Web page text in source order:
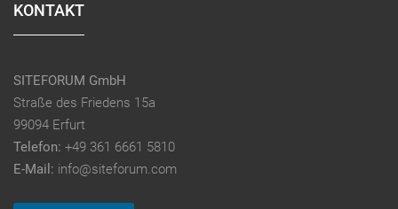
KONTAKT
SITEFORUM GmbH
Straße des Friedens 15a
99094 Erfurt
Telefon: +49 361 6661 5810
E-Mail: info@siteforum.com